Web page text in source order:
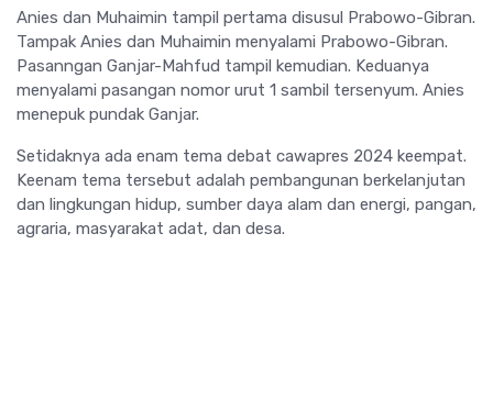
Anies dan Muhaimin tampil pertama disusul Prabowo-Gibran.
Tampak Anies dan Muhaimin menyalami Prabowo-Gibran.
Pasanngan Ganjar-Mahfud tampil kemudian. Keduanya
menyalami pasangan nomor urut 1 sambil tersenyum. Anies
menepuk pundak Ganjar.
Setidaknya ada enam tema debat cawapres 2024 keempat.
Keenam tema tersebut adalah pembangunan berkelanjutan
dan lingkungan hidup, sumber daya alam dan energi, pangan,
agraria, masyarakat adat, dan desa.